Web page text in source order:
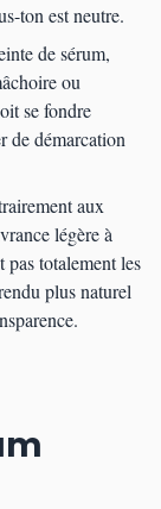
ton est neutre.
de sérum,
ou
se fondre
de démarcation
aux
légère à
totalement les
plus naturel